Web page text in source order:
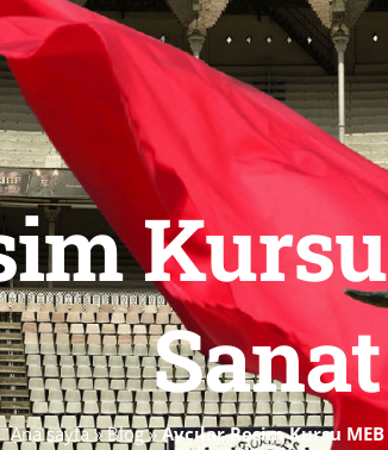
Sanat
Ana sayfa»Blog»Avcılar Resim Kursu